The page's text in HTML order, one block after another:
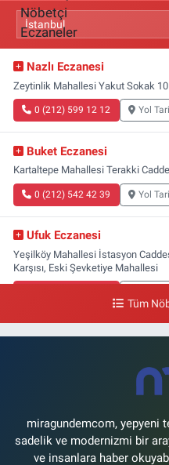
Nazlı Eczanesi
Zeytinlik Mahallesi Yakut Sokak 10
0 (212) 599 12 12 Yol
Buket Eczanesi
Kartaltepe Mahallesi Terakki
0 (212) 542 42 39 Yol
Ufuk Eczanesi
Yeşilköy Mahallesi İstasyon
Karşısı, Eski Şevketiye Mahallesi
Nimet Eczanesi
Yol
Tüm
miragundemcom, yepyeni
sadelik ve modernizmi bir
ve insanlara haber